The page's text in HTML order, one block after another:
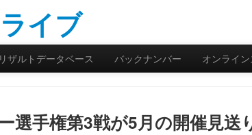
リザルトデータベース バックナンバー オンライ
選手権第3戦が5月の開催見送